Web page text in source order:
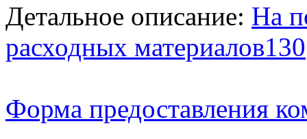
Детальное описание: На
расходных материалов130
Форма предоставления